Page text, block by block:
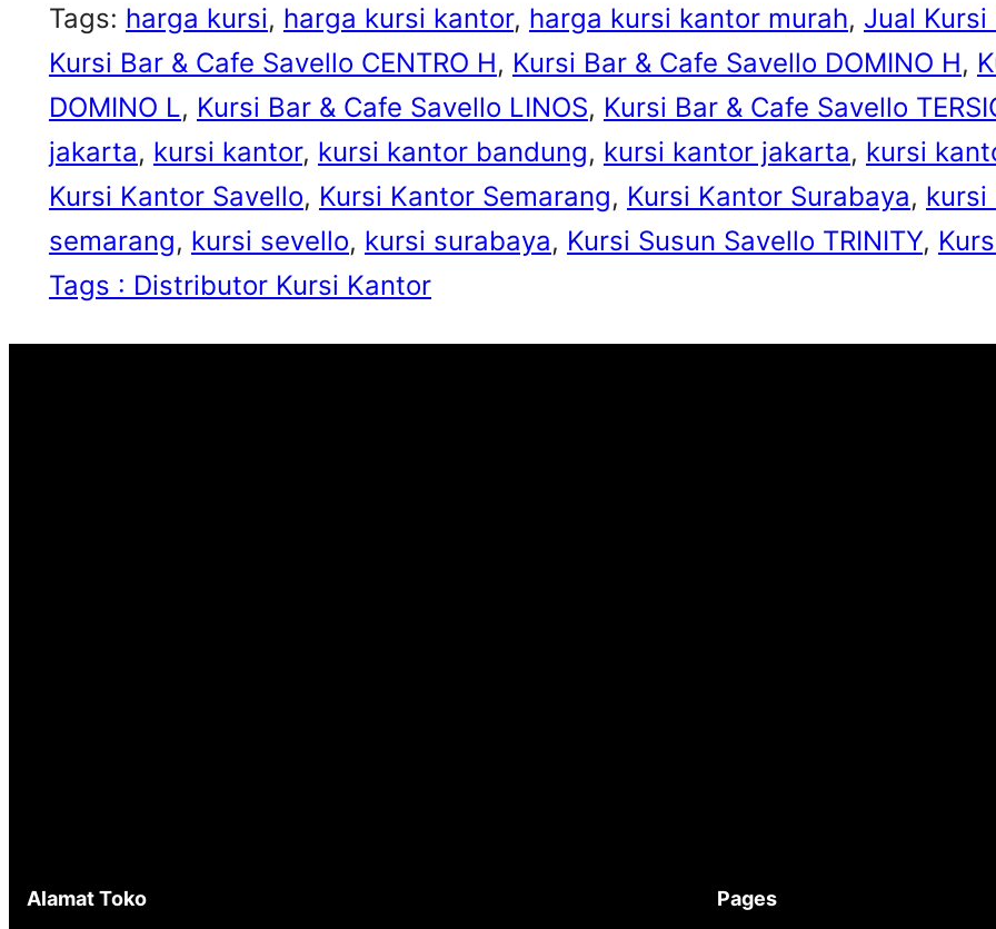
Tags: harga kursi, harga kursi kantor, harga kursi kantor murah, Jual Kursi
Kursi Bar & Cafe Savello CENTRO H, Kursi Bar & Cafe Savello DOMINO H,
DOMINO L, Kursi Bar & Cafe Savello LINOS, Kursi Bar & Cafe Savello
jakarta, kursi kantor, kursi kantor bandung, kursi kantor jakarta, kursi
Kursi Kantor Savello, Kursi Kantor Semarang, Kursi Kantor Surabaya, kursi
semarang, kursi sevello, kursi surabaya, Kursi Susun Savello TRINITY,
Tags : Distributor Kursi Kantor
Alamat Toko Pages